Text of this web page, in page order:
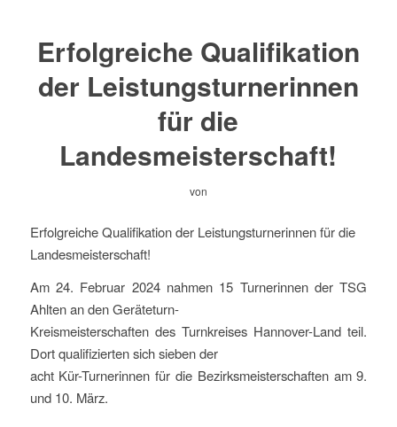
Erfolgreiche Qualifikation
der Leistungsturnerinnen
für die
Landesmeisterschaft!
von
Erfolgreiche Qualifikation der Leistungsturnerinnen für die
Landesmeisterschaft!
Am 24. Februar 2024 nahmen 15 Turnerinnen der TSG
Ahlten an den Geräteturn-
Kreismeisterschaften des Turnkreises Hannover-Land teil.
Dort qualifizierten sich sieben der
acht Kür-Turnerinnen für die Bezirksmeisterschaften am 9.
und 10. März.